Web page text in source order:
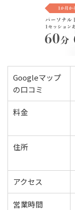
Googleマップ
の口コミ
料金
住所
アクセス
営業時間